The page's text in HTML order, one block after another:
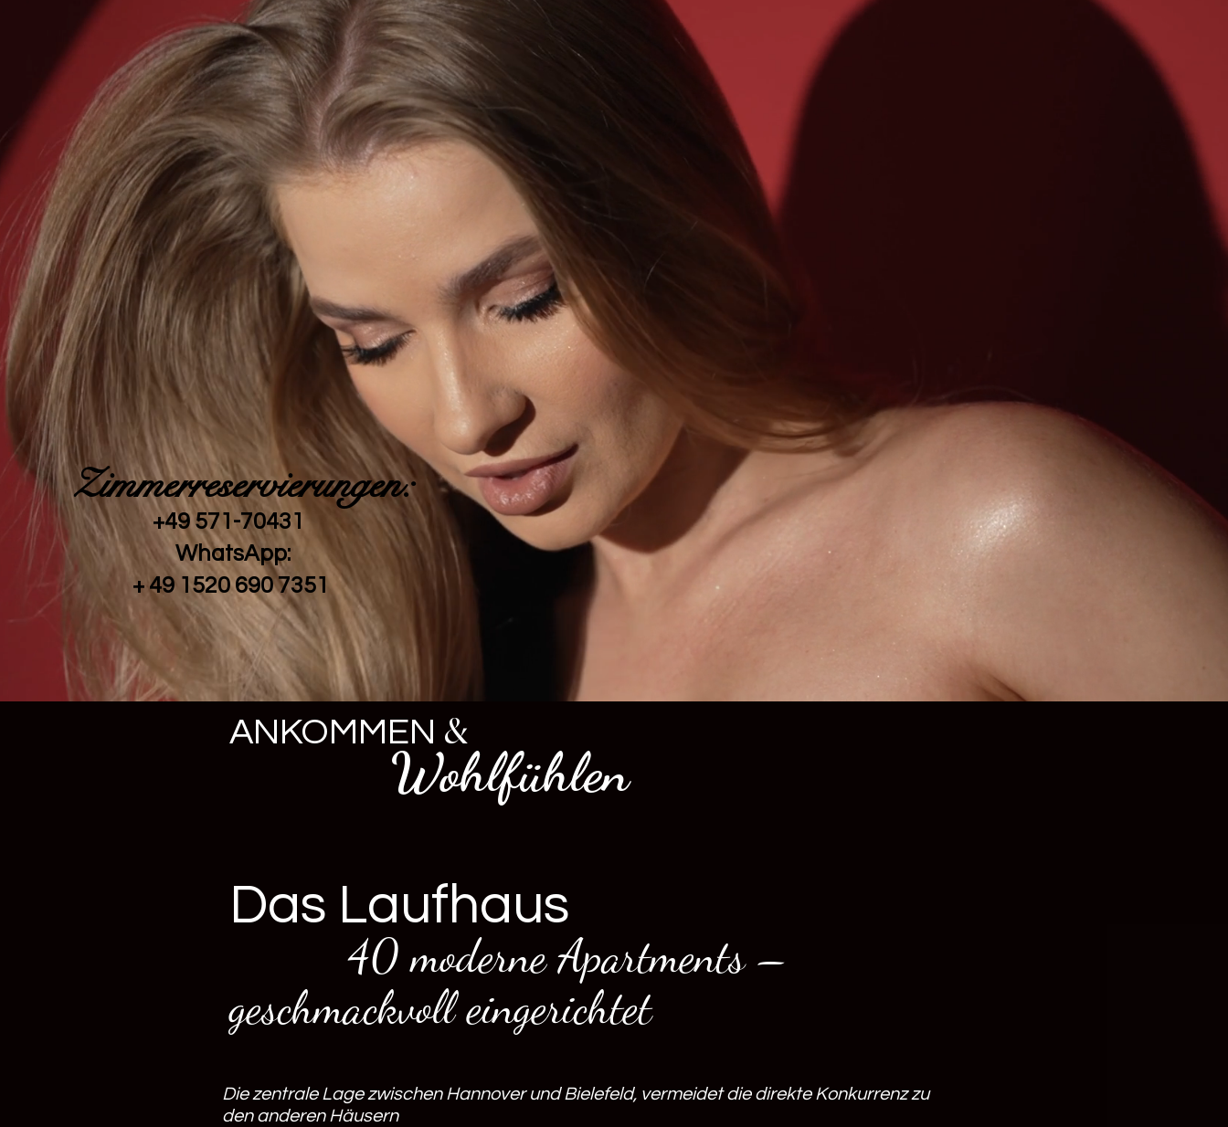
Zimmerreservierungen:
+49 571-70431 ​
​ WhatsApp:
+ 49 1520 690 7351
ANKOMMEN &
Wohlfühlen
Das Laufhaus
40 moderne Apartments –
geschmackvoll eingerichtet
Die zentrale Lage zwischen Hannover und Bielefeld, vermeidet die direkte Konkurrenz zu
den anderen Häusern